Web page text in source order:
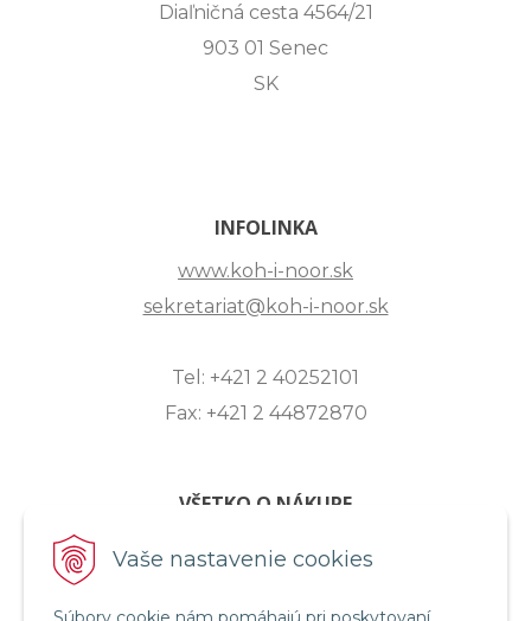
Vaše nastavenie cookies
Diaľničná cesta 4564/21
903 01 Senec
SK
INFOLINKA
www.koh-i-noor.sk
sekretariat@koh-i-noor.sk
Tel: +421 2 40252101
Fax: +421 2 44872870
VŠETKO O NÁKUPE
ZASLANIE OTÁZKY